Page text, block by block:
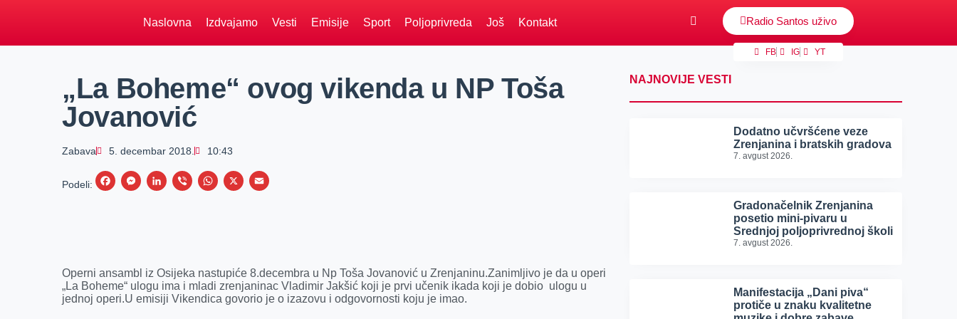
Naslovna Izdvajamo Vesti Emisije Sport Poljoprivreda Još Kontakt Radio Santos uživo
FB IG YT
„La Boheme“ ovog vikenda u NP Toša
Jovanović
Zabava 5. decembar 2018. 10:43
Podeli:
F
o
o
M
n
g
L
d
I
V
W
A
p
X
Operni ansambl iz Osijeka nastupiće 8.decembra u Np Toša Jovanović u Zrenjaninu.Zanimljivo je da u operi
„La Boheme“ ulogu ima i mladi zrenjaninac Vladimir Jakšić koji je prvi učenik ikada koji je dobio ulogu u
jednoj operi.U emisiji Vikendica govorio je o izazovu i odgovornosti koju je imao.
NAJNOVIJE VESTI
Dodatno učvršćene veze
Zrenjanina i bratskih gradova
7. avgust 2026.
Gradonačelnik Zrenjanina
posetio mini-pivaru u
Srednjoj poljoprivrednoj školi
7. avgust 2026.
Manifestacija „Dani piva“
protiče u znaku kvalitetne